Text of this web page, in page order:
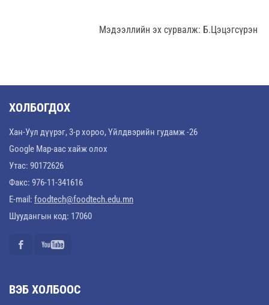
Мэдээллийн эх сурвалж: Б.Цэцэгсүрэн
ХОЛБОГДОХ
Хан-Уул дүүрэг, 3-р хороо, Үйлдвэрийн гудамж -26
Google Map-аас хайж олох
Утас: 90172626
Факс: 976-11-341616
E-mail: foodtech@foodtech.edu.mn
Шуудангын код: 17060
ВЭБ ХОЛБООС